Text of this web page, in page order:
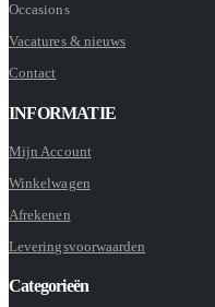
Occasions
Vacatures & nieuws
Contact
INFORMATIE
Mijn Account
Winkelwagen
Afrekenen
Leveringsvoorwaarden
Categorieën